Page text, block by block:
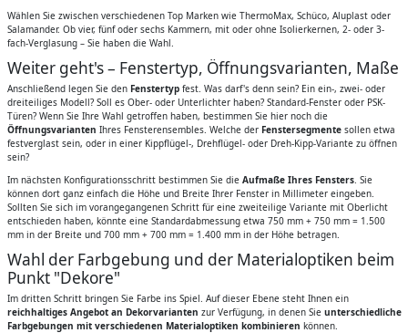
Wählen Sie zwischen verschiedenen Top Marken wie ThermoMax, Schüco, Aluplast oder
Salamander. Ob vier, fünf oder sechs Kammern, mit oder ohne Isolierkernen, 2- oder 3-
fach-Verglasung – Sie haben die Wahl.
Weiter geht's – Fenstertyp, Öffnungsvarianten, Maße
Anschließend legen Sie den Fenstertypfest. Was darf's denn sein? Ein ein-, zwei- oder
dreiteiliges Modell? Soll es Ober- oder Unterlichter haben? Standard-Fenster oder PSK-
Türen? Wenn Sie Ihre Wahl getroffen haben, bestimmen Sie hier noch die
Öffnungsvarianten Ihres Fensterensembles. Welche der Fenstersegmentesollen etwa
festverglast sein, oder in einer Kippflügel-, Drehflügel- oder Dreh-Kipp-Variante zu öffnen
sein?
Im nächsten Konfigurationsschritt bestimmen Sie die Aufmaße Ihres Fensters. Sie
können dort ganz einfach die Höhe und Breite Ihrer Fenster in Millimeter eingeben.
Sollten Sie sich im vorangegangenen Schritt für eine zweiteilige Variante mit Oberlicht
entschieden haben, könnte eine Standardabmessung etwa 750 mm + 750 mm = 1.500
mm in der Breite und 700 mm + 700 mm = 1.400 mm in der Höhe betragen.
Wahl der Farbgebung und der Materialoptiken beim
Punkt "Dekore"
Im dritten Schritt bringen Sie Farbe ins Spiel. Auf dieser Ebene steht Ihnen ein
reichhaltiges Angebot an Dekorvarianten zur Verfügung, in denen Sie unterschiedliche
Farbgebungen mit verschiedenen Materialoptiken kombinieren können.